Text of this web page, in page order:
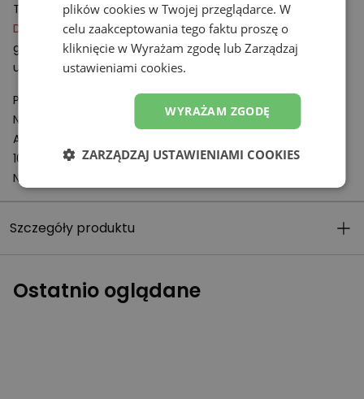
Technologie:
DynaSoft– podeszwa środkowa z miękkiej pianki
gwarantującej wysoki poziom amortyzacji oraz
umożliwiająca płynny i stabilny bieg.
Podmiot odpowiedzialny:
New Balance Europe BV
A-Factorij, Pilotenstraat 35 – 45
1059 CH Amsterdam
Netherlands
Szczegóły produktu
Ostatnio oglądane
plików cookies w Twojej przeglądarce. W
celu zaakceptowania tego faktu proszę o
kliknięcie w Wyrażam zgodę lub Zarządzaj
ustawieniami cookies.
WYRAŻAM ZGODĘ
ZARZĄDZAJ USTAWIENIAMI COOKIES